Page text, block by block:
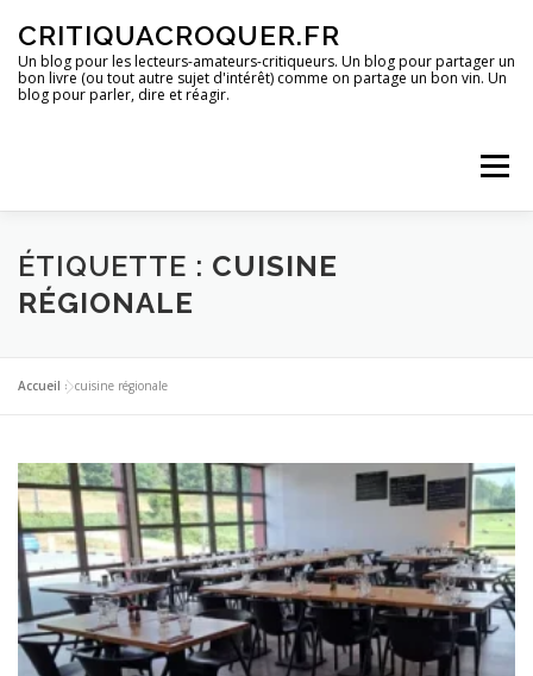
contenu
CRITIQUACROQUER.FR
Un blog pour les lecteurs-amateurs-critiqueurs. Un blog pour partager un
bon livre (ou tout autre sujet d'intérêt) comme on partage un bon vin. Un
blog pour parler, dire et réagir.
Menu
ACCUEIL UN BLOG ? DES LIVRES
ÉTIQUETTE : CUISINE
RÉGIONALE
Accueil »cuisine régionale